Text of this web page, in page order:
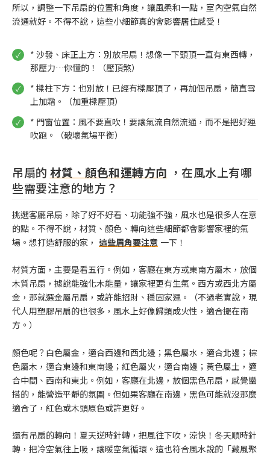
所以，調整一下吊扇的位置和角度，讓風柔和一點，室內空氣自然
流通就好。不得不說，這些小細節真的會影響居住感受！
* 沙發、床正上方：別放吊扇！想像一下頭頂一直有東西轉，
那壓力…你懂的！（壓頂煞）
* 樑柱下方：也別放！已經有樑壓頂了，再加個吊扇，簡直雪
上加霜。（加重樑壓頂）
* 門窗位置：風不要直吹！要讓氣流自然流通，而不是把好運
吹跑。（破壞氣場平衡）
吊扇的 材質、顏色和運轉方向 ，在風水上有哪
些需要注意的地方？
挑選客廳吊扇，除了好不好看、功能強不強，風水也是很多人在意
的點。不得不說，材質、顏色、轉向這些細節都會影響家裡的氣
場。想打造舒服的家， 這些眉角要注意 一下！
材質方面，主要是看五行。例如，客廳在東方或東南方屬木，放個
木質吊扇，據說能強化木能量，讓家裡更有生氣。西方或西北方屬
金，那就選金屬吊扇，或許能招財、穩固家運。（不過老實說，現
代人用塑膠吊扇的也很多，風水上好像歸類成火性，適合擺在南
方。）
顏色呢？白色屬金，適合西邊和西北邊；黑色屬水，適合北邊；棕
色屬木，適合東邊和東南邊；紅色屬火，適合南邊；黃色屬土，適
合中間、西南和東北。例如，客廳在北邊，放個黑色吊扇，感覺蠻
搭的，能營造平靜的氛圍。但如果客廳在南邊，黑色可能就沒那麼
適合了，紅色或木頭原色或許更好。
還有吊扇的轉向！夏天逆時針轉，把風往下吹，涼快！冬天順時針
轉，把冷空氣往上吸，讓暖空氣循環。這也符合風水說的「藏風聚